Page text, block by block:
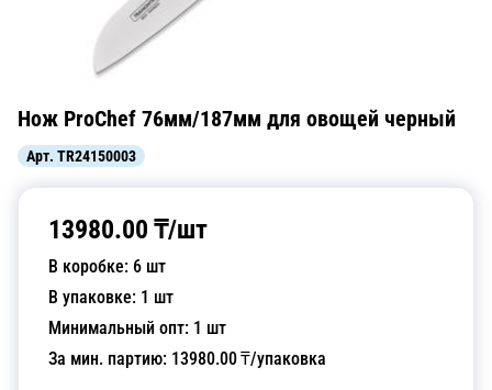
Нож ProChef 76мм/187мм для овощей черный
Арт. TR24150003
13980.00 ₸/шт
В коробке: 6 шт
В упаковке: 1 шт
Минимальный опт: 1 шт
За мин. партию: 13980.00₸/упаковка